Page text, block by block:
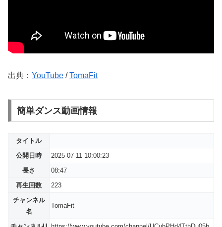
出典： YouTube /TomaFit
簡単ダンス動画情報
タイトル
公開日時
2025-07-11 10:00:23
長さ
08:47
再生回数
223
チャンネル
名
TomaFit